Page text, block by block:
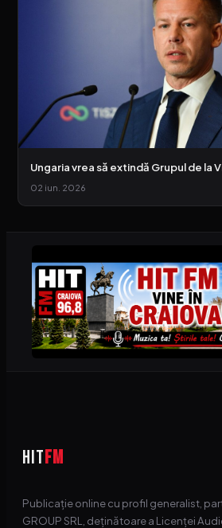
Ungaria vrea să extindă Grupul de la
02 iun. 2026
HITFM
Publicație online cu profil generalist,
GROUP SRL, deținătoare a Licenței